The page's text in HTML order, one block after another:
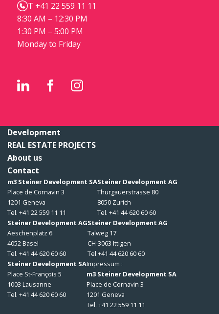
T +41 22 559 11 11
8:30 AM – 12:30 PM
1:30 PM – 5:00 PM
Monday to Friday
Development
REAL ESTATE PROJECTS
About us
Contact
m3 Steiner Development SA
Place de Cornavin 3
1201 Geneva
Tel. +41 22 559 11 11
Steiner Development AG
Thurgauerstrasse 80
8050 Zurich
Tel. +41 44 620 60 60
Steiner Development AG
Aeschenplatz 6
4052 Basel
Tel. +41 44 620 60 60
Steiner Development AG
Talweg 17
CH-3063 Ittigen
Tel.+41 44 620 60 60
Steiner Development SA
Place St-François 5
1003 Lausanne
Tel. +41 44 620 60 60
Impressum :
m3 Steiner Development SA
Place de Cornavin 3
1201 Geneva
Tel. +41 22 559 11 11